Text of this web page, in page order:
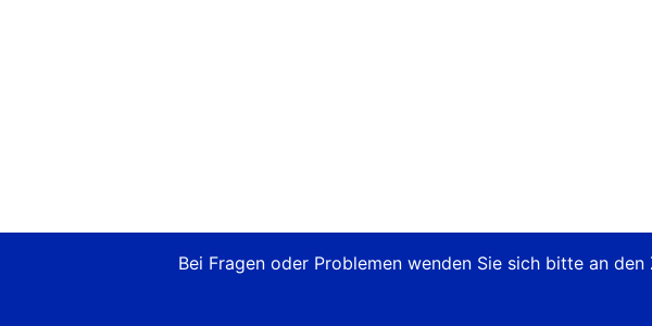
Bei Fragen oder Problemen wenden Sie sich bitte an